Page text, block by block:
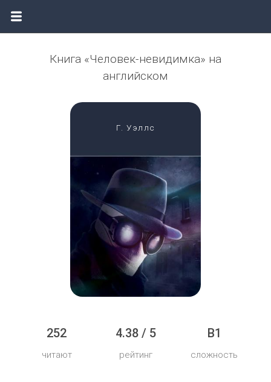
Книга «Человек-невидимка» на
английском
Г. Уэллс
252
читают
4.38 / 5
рейтинг
B1
сложность